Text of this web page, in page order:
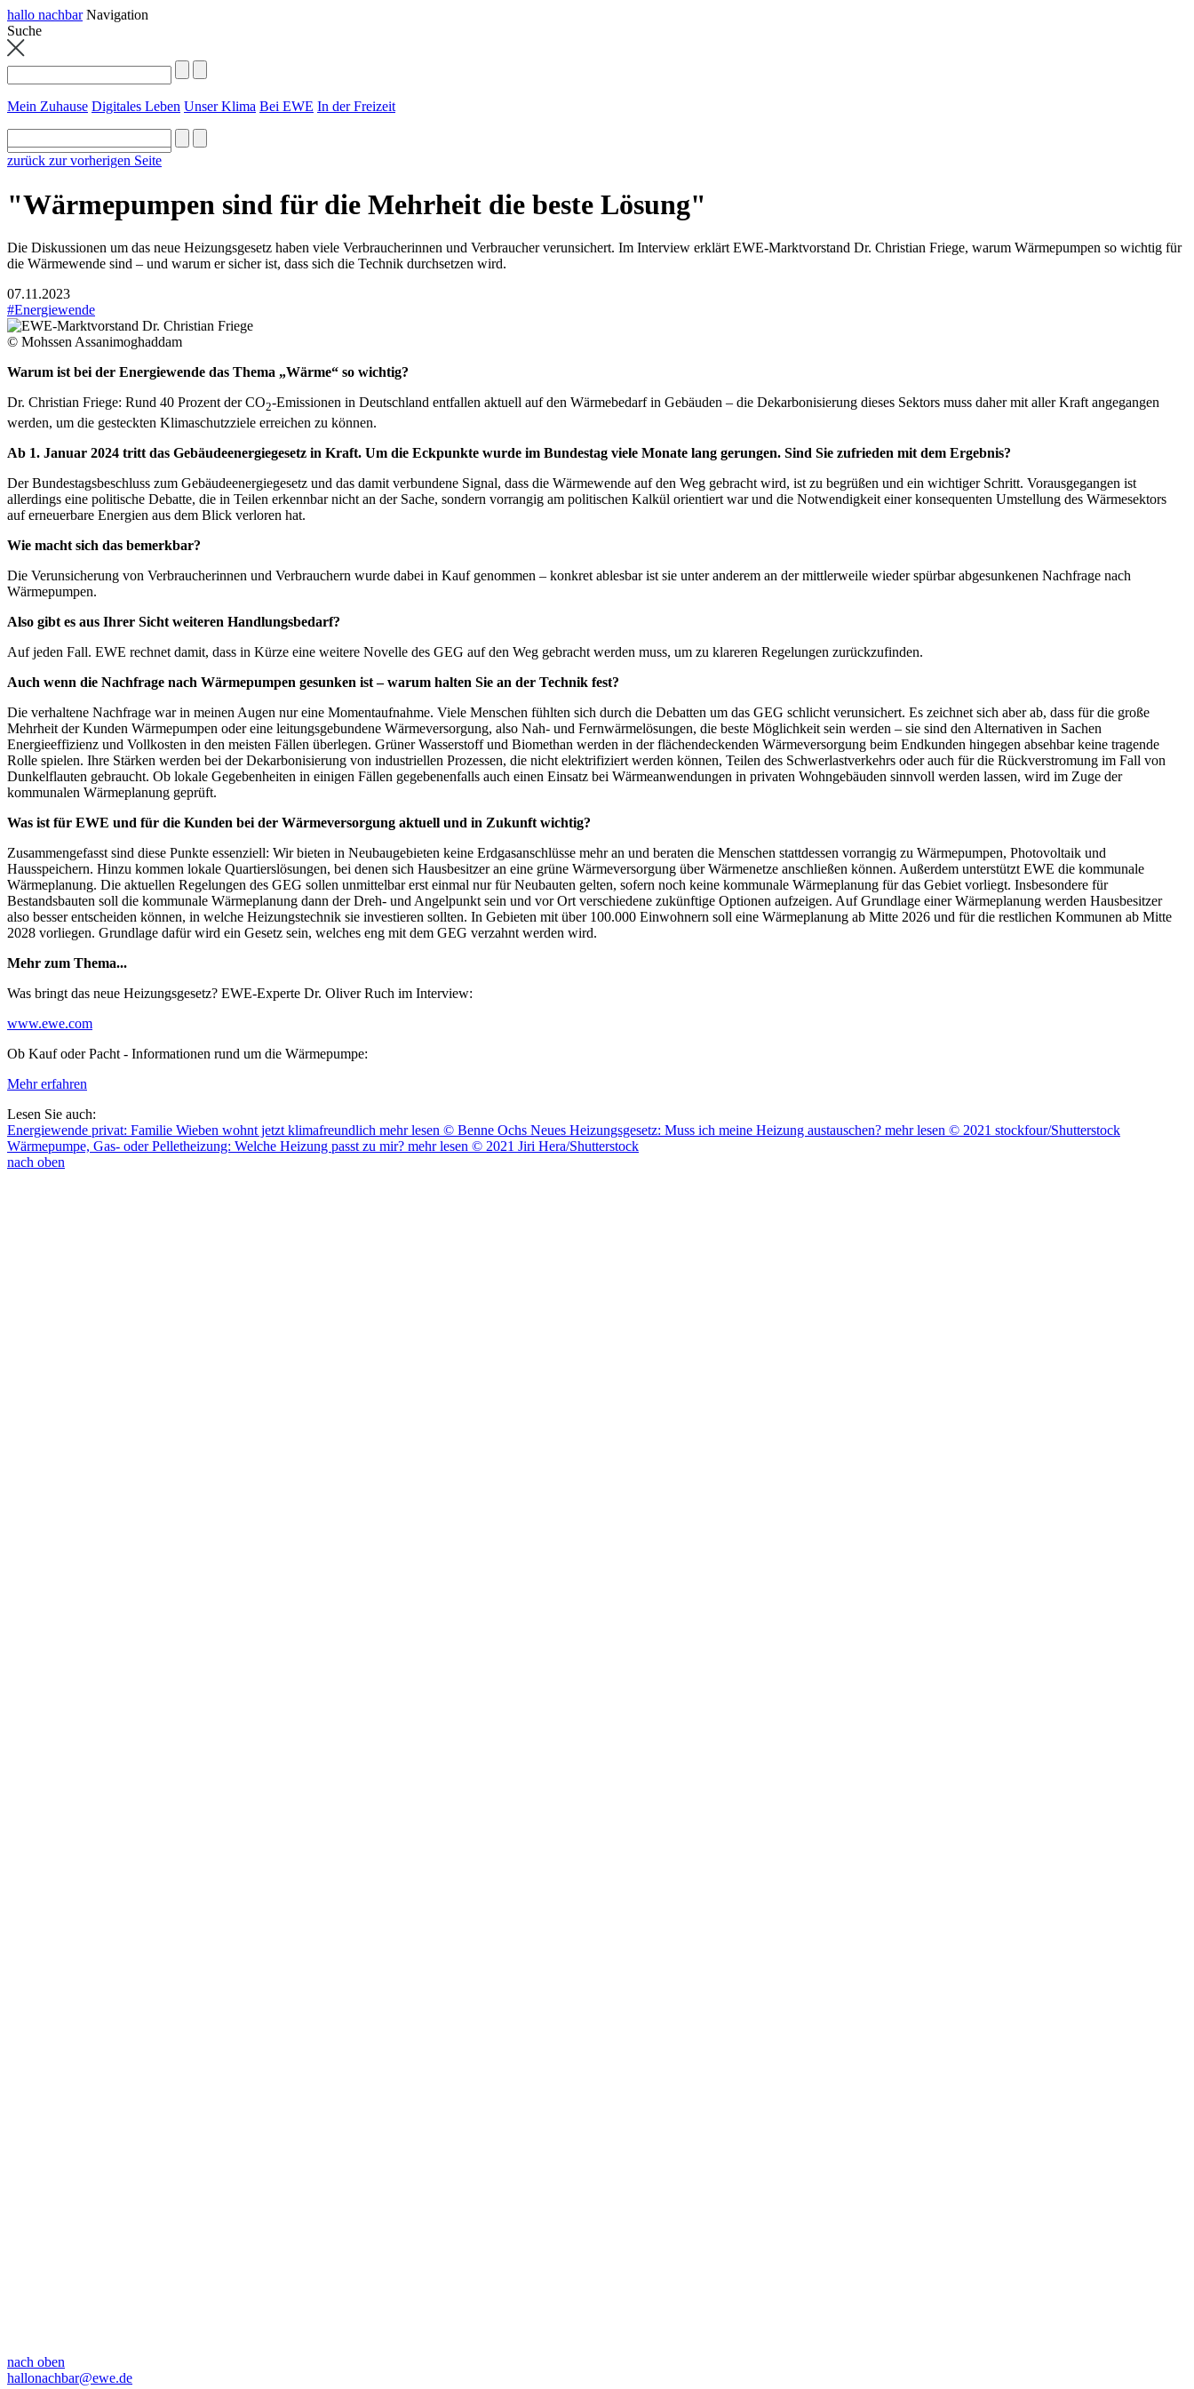
hallo nachbar Navigation
Suche
Mein Zuhause Digitales Leben Unser Klima Bei EWE In der Freizeit
zurück zur vorherigen Seite
"Wärmepumpen sind für die Mehrheit die beste Lösung"
Die Diskussionen um das neue Heizungsgesetz haben viele Verbraucherinnen und Verbraucher verunsichert. Im Interview erklärt EWE-Marktvorstand Dr. Christian Friege, warum Wärmepumpen so wichtig für
die Wärmewende sind – und warum er sicher ist, dass sich die Technik durchsetzen wird.
07.11.2023
#Energiewende
© Mohssen Assanimoghaddam
Warum ist bei der Energiewende das Thema „Wärme“ so wichtig?
Dr. Christian Friege: Rund 40 Prozent der CO2-Emissionen in Deutschland entfallen aktuell auf den Wärmebedarf in Gebäuden – die Dekarbonisierung dieses Sektors muss daher mit aller Kraft angegangen
werden, um die gesteckten Klimaschutzziele erreichen zu können.
Ab 1. Januar 2024 tritt das Gebäudeenergiegesetz in Kraft. Um die Eckpunkte wurde im Bundestag viele Monate lang gerungen. Sind Sie zufrieden mit dem Ergebnis?
Der Bundestagsbeschluss zum Gebäudeenergiegesetz und das damit verbundene Signal, dass die Wärmewende auf den Weg gebracht wird, ist zu begrüßen und ein wichtiger Schritt. Vorausgegangen ist
allerdings eine politische Debatte, die in Teilen erkennbar nicht an der Sache, sondern vorrangig am politischen Kalkül orientiert war und die Notwendigkeit einer konsequenten Umstellung des Wärmesektors
auf erneuerbare Energien aus dem Blick verloren hat.
Wie macht sich das bemerkbar?
Die Verunsicherung von Verbraucherinnen und Verbrauchern wurde dabei in Kauf genommen – konkret ablesbar ist sie unter anderem an der mittlerweile wieder spürbar abgesunkenen Nachfrage nach
Wärmepumpen.
Also gibt es aus Ihrer Sicht weiteren Handlungsbedarf?
Auf jeden Fall. EWE rechnet damit, dass in Kürze eine weitere Novelle des GEG auf den Weg gebracht werden muss, um zu klareren Regelungen zurückzufinden.
Auch wenn die Nachfrage nach Wärmepumpen gesunken ist – warum halten Sie an der Technik fest?
Die verhaltene Nachfrage war in meinen Augen nur eine Momentaufnahme. Viele Menschen fühlten sich durch die Debatten um das GEG schlicht verunsichert. Es zeichnet sich aber ab, dass für die große
Mehrheit der Kunden Wärmepumpen oder eine leitungsgebundene Wärmeversorgung, also Nah- und Fernwärmelösungen, die beste Möglichkeit sein werden – sie sind den Alternativen in Sachen
Energieeffizienz und Vollkosten in den meisten Fällen überlegen. Grüner Wasserstoff und Biomethan werden in der flächendeckenden Wärmeversorgung beim Endkunden hingegen absehbar keine tragende
Rolle spielen. Ihre Stärken werden bei der Dekarbonisierung von industriellen Prozessen, die nicht elektrifiziert werden können, Teilen des Schwerlastverkehrs oder auch für die Rückverstromung im Fall von
Dunkelflauten gebraucht. Ob lokale Gegebenheiten in einigen Fällen gegebenenfalls auch einen Einsatz bei Wärmeanwendungen in privaten Wohngebäuden sinnvoll werden lassen, wird im Zuge der
kommunalen Wärmeplanung geprüft.
Was ist für EWE und für die Kunden bei der Wärmeversorgung aktuell und in Zukunft wichtig?
Zusammengefasst sind diese Punkte essenziell: Wir bieten in Neubaugebieten keine Erdgasanschlüsse mehr an und beraten die Menschen stattdessen vorrangig zu Wärmepumpen, Photovoltaik und
Hausspeichern. Hinzu kommen lokale Quartierslösungen, bei denen sich Hausbesitzer an eine grüne Wärmeversorgung über Wärmenetze anschließen können. Außerdem unterstützt EWE die kommunale
Wärmeplanung. Die aktuellen Regelungen des GEG sollen unmittelbar erst einmal nur für Neubauten gelten, sofern noch keine kommunale Wärmeplanung für das Gebiet vorliegt. Insbesondere für
Bestandsbauten soll die kommunale Wärmeplanung dann der Dreh- und Angelpunkt sein und vor Ort verschiedene zukünftige Optionen aufzeigen. Auf Grundlage einer Wärmeplanung werden Hausbesitzer
also besser entscheiden können, in welche Heizungstechnik sie investieren sollten. In Gebieten mit über 100.000 Einwohnern soll eine Wärmeplanung ab Mitte 2026 und für die restlichen Kommunen ab Mitte
2028 vorliegen. Grundlage dafür wird ein Gesetz sein, welches eng mit dem GEG verzahnt werden wird.
Mehr zum Thema...
Was bringt das neue Heizungsgesetz? EWE-Experte Dr. Oliver Ruch im Interview:
www.ewe.com
Ob Kauf oder Pacht - Informationen rund um die Wärmepumpe:
Mehr erfahren
Lesen Sie auch:
Energiewende privat: Familie Wieben wohnt jetzt klimafreundlich mehr lesen © Benne Ochs Neues Heizungsgesetz: Muss ich meine Heizung austauschen? mehr lesen © 2021 stockfour/Shutterstock
Wärmepumpe, Gas- oder Pelletheizung: Welche Heizung passt zu mir? mehr lesen © 2021 Jiri Hera/Shutterstock
nach oben
nach oben
hallonachbar@ewe.de